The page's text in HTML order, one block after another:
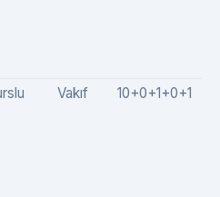
Vakıf 10+0+1+0+1